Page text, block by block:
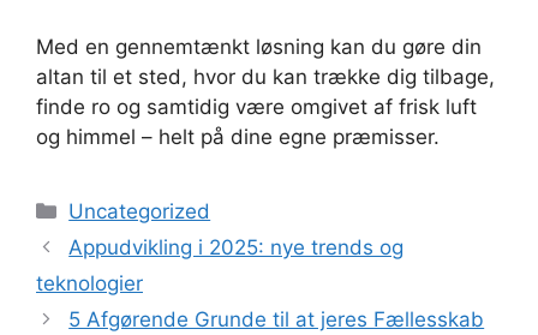
Med en gennemtænkt løsning kan du gøre din
altan til et sted, hvor du kan trække dig tilbage,
finde ro og samtidig være omgivet af frisk luft
og himmel – helt på dine egne præmisser.
Kategorier
Uncategorized
Appudvikling i 2025: nye trends og
teknologier
5 Afgørende Grunde til at jeres Fællesskab